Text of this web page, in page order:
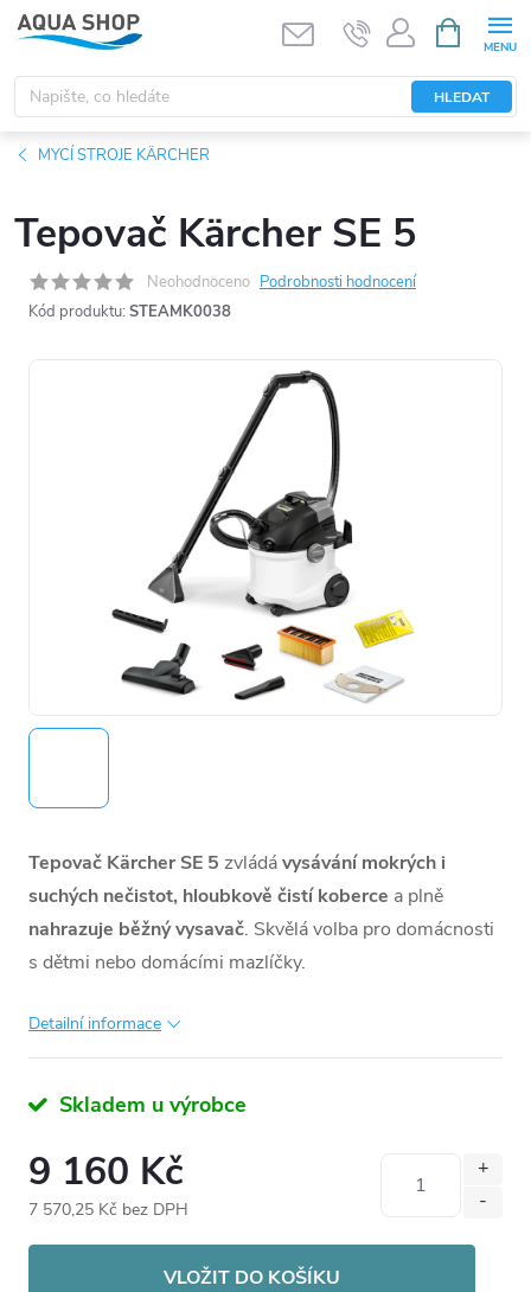
Přejít
na
obsah
HLEDAT
NÁKUPNÍ
KOŠÍK
MYCÍ STROJE KÄRCHER
Tepovač Kärcher SE 5
Neohodnoceno Podrobnosti hodnocení
Kód produktu: STEAMK0038
Tepovač Kärcher SE 5 zvládávysávání mokrých i
suchých nečistot, hloubkově čistí koberce a plně
nahrazuje běžný vysavač. Skvělá volba pro domácnosti
s dětmi nebo domácími mazlíčky.
Detailní informace
Skladem u výrobce
9 160 Kč
7 570,25 Kč bez DPH
VLOŽIT DO KOŠÍKU